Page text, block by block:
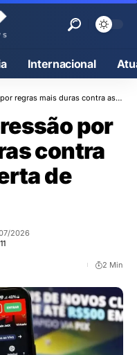
Internacional
duras contra as bets após alerta de vício
por
contra
de
2026
2 Min